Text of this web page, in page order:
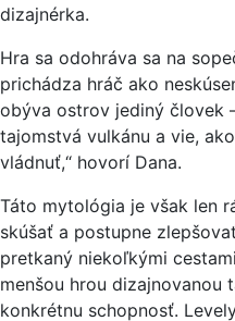
dizajnérka.
Hra sa odohráva sa na
prichádza hráč ako
obýva ostrov jediný človek
tajomstvá vulkánu a vie,
vládnuť,“ hovorí Dana.
Táto mytológia je však len
skúšať a postupne
pretkaný niekoľkými
menšou hrou dizajnovanou
konkrétnu schopnosť.